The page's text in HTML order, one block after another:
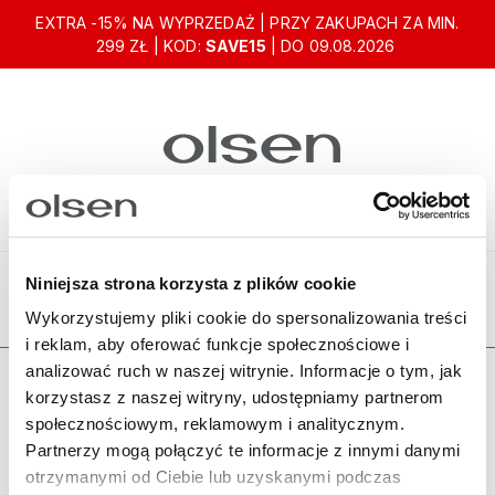
Niniejsza strona korzysta z plików cookie
Wykorzystujemy pliki cookie do spersonalizowania treści
i reklam, aby oferować funkcje społecznościowe i
analizować ruch w naszej witrynie. Informacje o tym, jak
korzystasz z naszej witryny, udostępniamy partnerom
społecznościowym, reklamowym i analitycznym.
Partnerzy mogą połączyć te informacje z innymi danymi
otrzymanymi od Ciebie lub uzyskanymi podczas
EXTRA -15% NA WYPRZEDAŻ | PRZY ZAKUPACH ZA MIN.
299 ZŁ | KOD: SAVE15 | DO 09.08.2026
Ten produkt jest niedostępny.
Zamówienia
Olsen